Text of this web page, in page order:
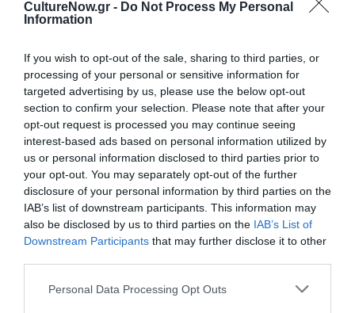
CultureNow.gr - Do Not Process My Personal
Information
If you wish to opt-out of the sale, sharing to third parties, or
processing of your personal or sensitive information for
targeted advertising by us, please use the below opt-out
section to confirm your selection. Please note that after your
opt-out request is processed you may continue seeing
interest-based ads based on personal information utilized by
us or personal information disclosed to third parties prior to
your opt-out. You may separately opt-out of the further
disclosure of your personal information by third parties on the
IAB’s list of downstream participants. This information may
also be disclosed by us to third parties on the IAB’s List of
Downstream Participants that may further disclose it to other
Personal Data Processing Opt Outs
Ακολουθήστε το Culturenow.gr
Σχετικά Άρθρα
Ο Αλέξανδρος
Ο Ρόμπερτ Ντάουνι